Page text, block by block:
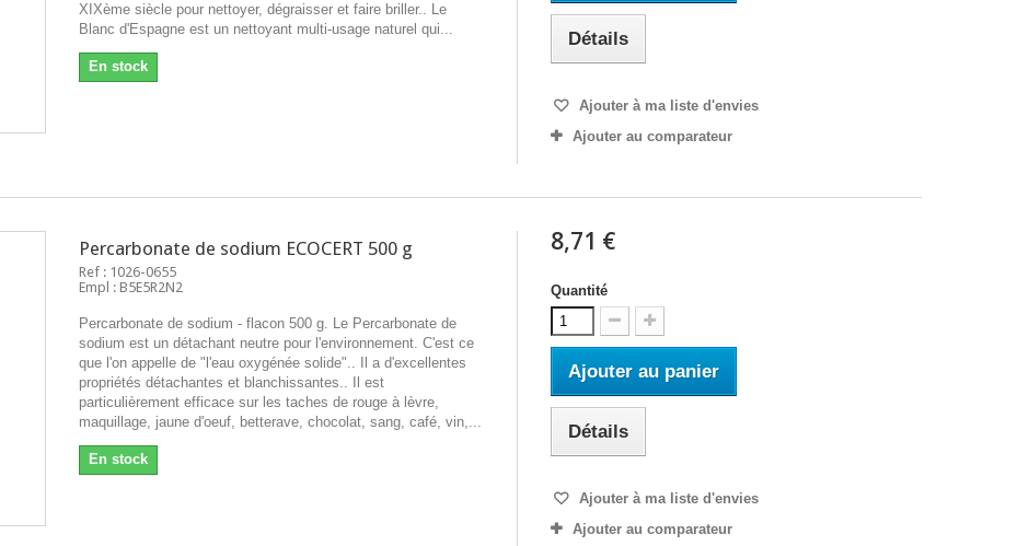
XIXème siècle pour nettoyer, dégraisser et faire briller.. Le
Blanc d'Espagne est un nettoyant multi-usage naturel qui...
En stock
Détails
Ajouter à ma liste d'envies
Ajouter au comparateur
Percarbonate de sodium ECOCERT 500 g
Ref : 1026-0655
Empl : B5E5R2N2
Percarbonate de sodium - flacon 500 g. Le Percarbonate de
sodium est un détachant neutre pour l'environnement. C'est ce
que l'on appelle de "l'eau oxygénée solide".. Il a d'excellentes
propriétés détachantes et blanchissantes.. Il est
particulièrement efficace sur les taches de rouge à lèvre,
maquillage, jaune d'oeuf, betterave, chocolat, sang, café, vin,...
En stock
8,71 €
Quantité
Ajouter au panier
Détails
Ajouter à ma liste d'envies
Ajouter au comparateur